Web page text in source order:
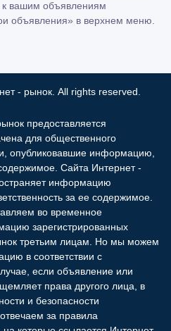
вашим объявлениям
объявления» в верхнем меню.
- рынок. All rights reserved.
предоставляется
для общественного
опубликовавшие информацию,
Сайта Интернет -
информацию
за ее содержимое.
во временное
зарегистрированных
третьим лицам. Но мы можем
в соответствии с
если объявление или
права другого лица, в
и безопасности
за правила